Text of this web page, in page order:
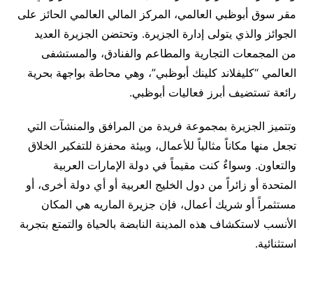
مقر سوق أبوظبي العالمي، المركز المالي العالمي الحائز على
الجوائز والذي يتولى إدارة الجزيرة. وتحتضن الجزيرة العديد
من المجمعات التجارية والمطاعم والفنادق، والمستشفى
العالمي “كليفلاند كلينك أبوظبي”، وهي محاطة بواجهة بحرية
رائعة تستضيف أبرز فعاليات أبوظبي.
وتتميز الجزيرة بمجموعة فريدة من المرافق والمنشآت التي
تجعل منها مكاناً مثالياً للأعمال، وبيئة محفزة للتفكير الخلاق
والتعاون. وسواءٌ كنت مقيماً في دولة الإمارات العربية
المتحدة أو زائراً من دول الخليج العربية أو أي دولة أخرى، أو
مستثمراً أو شريك أعمال، فإن جزيرة الماريه هي المكان
الأنسب لاستكشاف هذه المدينة النابضة بالحياة والتمتع بتجربة
استثنائية.